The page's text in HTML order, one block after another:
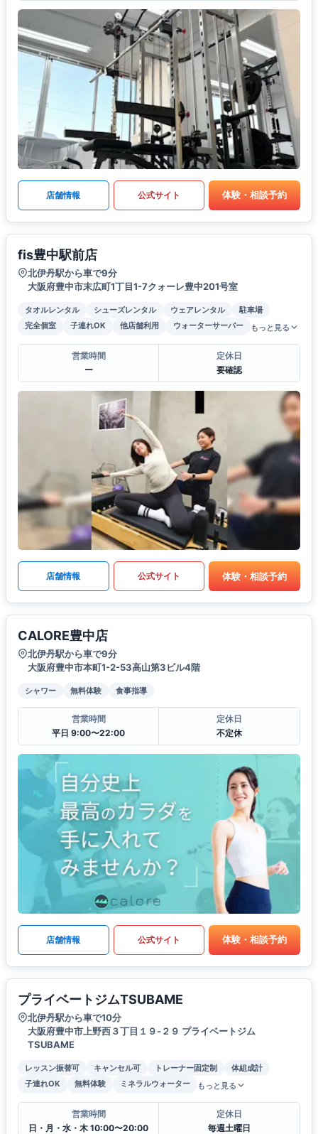
店舗情報 公式サイト 体験・相談予約
fis豊中駅前店
北伊丹駅から車で9分
大阪府豊中市末広町1丁目1-7クォーレ豊中201号室
タオルレンタル シューズレンタル ウェアレンタル
駐車場
完全個室
子連れOK 他店舗利用 ウォーターサーバー もっと見る
営業時間
ー
定休日
要確認
店舗情報 公式サイト 体験・相談予約
CALORE豊中店
北伊丹駅から車で9分
大阪府豊中市本町1-2-53高山第3ビル4階
シャワー 無料体験 食事指導
営業時間
平日 9:00〜22:00
定休日
不定休
店舗情報 公式サイト 体験・相談予約
プライベートジムTSUBAME
北伊丹駅から車で10分
大阪府豊中市上野西３丁目１９-２９ プライベートジム
TSUBAME
レッスン振替可 キャンセル可 トレーナー固定制
体組成計
子連れOK
無料体験 ミネラルウォーター もっと見る
営業時間
日・月・水・木 10:00〜20:00
定休日
毎週土曜日